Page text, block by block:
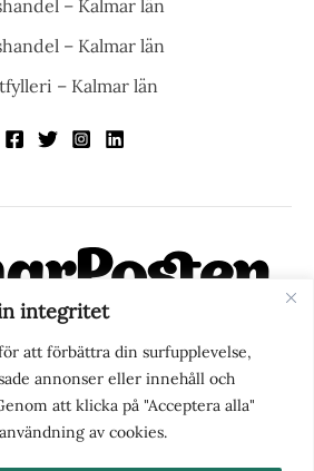
integritet
att förbättra din surfupplevelse,
annonser eller innehåll och
att klicka på "Acceptera alla"
av cookies.
– Kalmar län
– Kalmar län
– Kalmar län
lokalnyhetstidning på nätet. Med
men också med blick för det större
din självklara kanal för nyheter,
KalmarPosten grundades 1988 och
fick nya ägare 2025.